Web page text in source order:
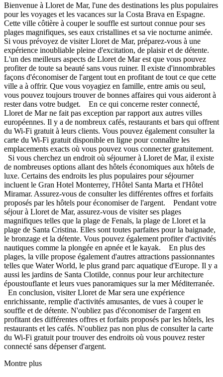
Bienvenue à Lloret de Mar, l'une des destinations les plus populaires
pour les voyages et les vacances sur la Costa Brava en Espagne.
Cette ville côtière à couper le souffle est surtout connue pour ses
plages magnifiques, ses eaux cristallines et sa vie nocturne animée.
Si vous prévoyez de visiter Lloret de Mar, préparez-vous à une
expérience inoubliable pleine d'excitation, de plaisir et de détente.
L'un des meilleurs aspects de Lloret de Mar est que vous pouvez
profiter de toute sa beauté sans vous ruiner. Il existe d'innombrables
façons d'économiser de l'argent tout en profitant de tout ce que cette
ville a à offrir. Que vous voyagiez en famille, entre amis ou seul,
vous pouvez toujours trouver de bonnes affaires qui vous aideront à
rester dans votre budget. En ce qui concerne rester connecté,
Lloret de Mar ne fait pas exception par rapport aux autres villes
européennes. Il y a de nombreux cafés, restaurants et bars qui offrent
du Wi-Fi gratuit à leurs clients. Vous pouvez également consulter la
carte du Wi-Fi gratuit disponible en ligne pour connaître les
emplacements exacts où vous pouvez vous connecter gratuitement.
Si vous cherchez un endroit où séjourner à Lloret de Mar, il existe
de nombreuses options allant des hôtels économiques aux hôtels de
luxe. Certains des endroits les plus populaires pour séjourner
incluent le Gran Hotel Monterrey, l'Hôtel Santa Marta et l'Hôtel
Miramar. Assurez-vous de consulter les différentes offres et forfaits
proposés par les hôtels pour économiser de l'argent. Pendant votre
séjour à Lloret de Mar, assurez-vous de visiter ses plages
magnifiques telles que la plage de Fenals, la plage de Lloret et la
plage de Santa Cristina. Elles sont toutes parfaites pour la baignade,
le bronzage et la détente. Vous pouvez également profiter d'activités
nautiques comme la plongée en apnée et le kayak. En plus des
plages, la ville propose également d'autres attractions passionnantes
telles que Water World, le plus grand parc aquatique d'Europe. Il y a
aussi les jardins de Santa Clotilde, connus pour leur architecture
époustouflante et leurs vues panoramiques sur la mer Méditerranée.
En conclusion, visiter Lloret de Mar sera une expérience
enrichissante, remplie d'activités amusantes, de vues à couper le
souffle et de détente. N'oubliez pas d'économiser de l'argent en
profitant des différentes offres et forfaits proposés par les hôtels, les
restaurants et les cafés. N'oubliez pas non plus de consulter la carte
du Wi-Fi gratuit pour trouver des endroits où vous pouvez rester
connecté sans dépenser d'argent.
Montre plus